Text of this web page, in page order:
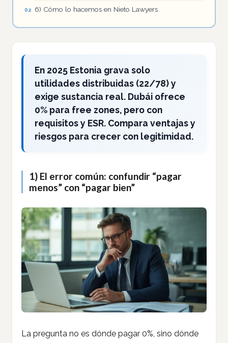
6) Cómo lo hacemos en Nieto Lawyers
En 2025 Estonia grava solo
utilidades distribuidas (22/78) y
exige sustancia real. Dubái ofrece
0% para free zones, pero con
requisitos y ESR. Compara ventajas y
riesgos para crecer con legitimidad.
1) El error común: confundir “pagar
menos” con “pagar bien”
La pregunta no es dónde pagar 0%, sino dónde